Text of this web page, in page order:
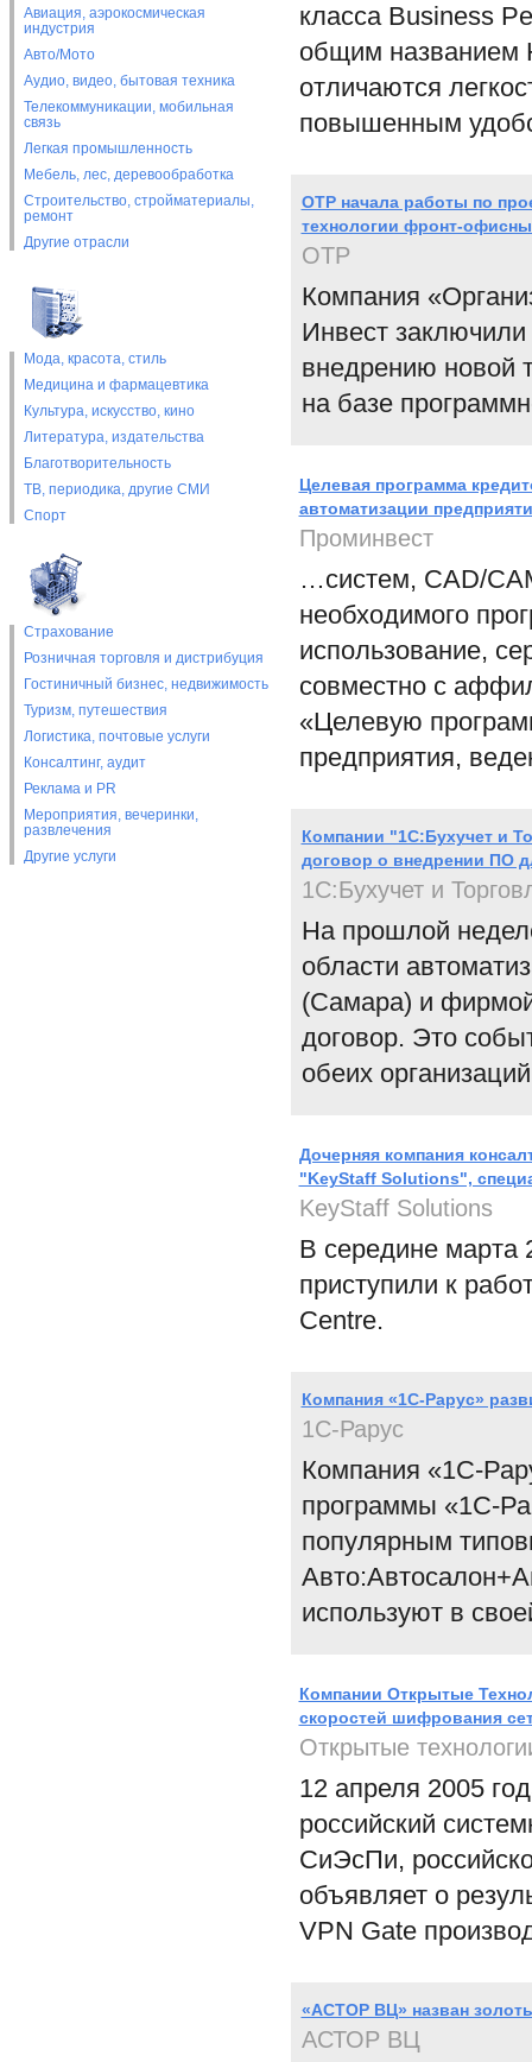
Авиация, аэрокосмическая
индустрия
Авто/Мото
Аудио, видео, бытовая техника
Телекоммуникации, мобильная
связь
Легкая промышленность
Мебель, лес, деревообработка
Строительство, стройматериалы,
ремонт
Другие отрасли
Мода, красота, стиль
Медицина и фармацевтика
Культура, искусство, кино
Литература, издательства
Благотворительность
ТВ, периодика, другие СМИ
Спорт
Страхование
Розничная торговля и дистрибуция
Гостиничный бизнес, недвижимость
Туризм, путешествия
Логистика, почтовые услуги
Консалтинг, аудит
Реклама и PR
Мероприятия, вечеринки,
развлечения
Другие услуги
класса Business
общим названием
отличаются
повышенным
ОТР начала работы по
технологии фронт-
ОТР
Компания
Инвест заключили
внедрению новой
на базе
Целевая программа
автоматизации
Проминвест
…систем, CAD/
необходимого
использование,
совместно с
«Целевую
предприятия,
Компании "1С:Бухучет и
договор о внедрении ПО
1C:Бухучет и
На прошлой
области
(Самара) и
договор. Это
обеих
Дочерняя компания
"KeyStaff Solutions",
KeyStaff Solutions
В середине марта
приступили к
Centre.
Компания «1С-Рарус»
1С-Рарус
Компания «1С-
программы «1С-
популярным
используют в
Компании Открытые
скоростей шифрования
Открытые
12 апреля 2005
российский
СиЭсПи,
объявляет о
VPN Gate
«АСТОР ВЦ» назван
АСТОР ВЦ